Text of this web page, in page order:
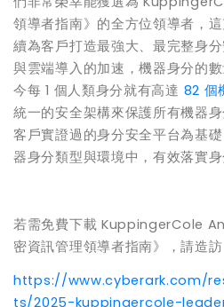
領導者指南》的全方位領導者，
續為客戶打造最強大、最完整身
與雲端導入的加速，機器身分的
今每 1 個人類身分就有高達 82 個
統一的安全架構來保護所有機器
客戶實證過的身分安全平台為基
器身分類型與環境中，有效落實身
若需免費下載 KuppingerCole
密資訊管理領導者指南》，請造訪
https://www.cyberark.com/
ts/2025-kuppingercole-